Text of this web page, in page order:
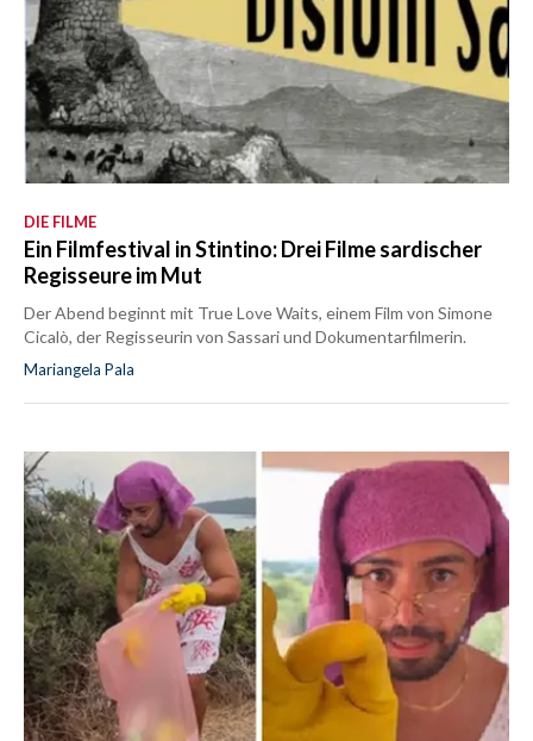
DIE FILME
Ein Filmfestival in Stintino: Drei Filme sardischer
Regisseure im Mut
Der Abend beginnt mit True Love Waits, einem Film von Simone
Cicalò, der Regisseurin von Sassari und Dokumentarfilmerin.
Mariangela Pala